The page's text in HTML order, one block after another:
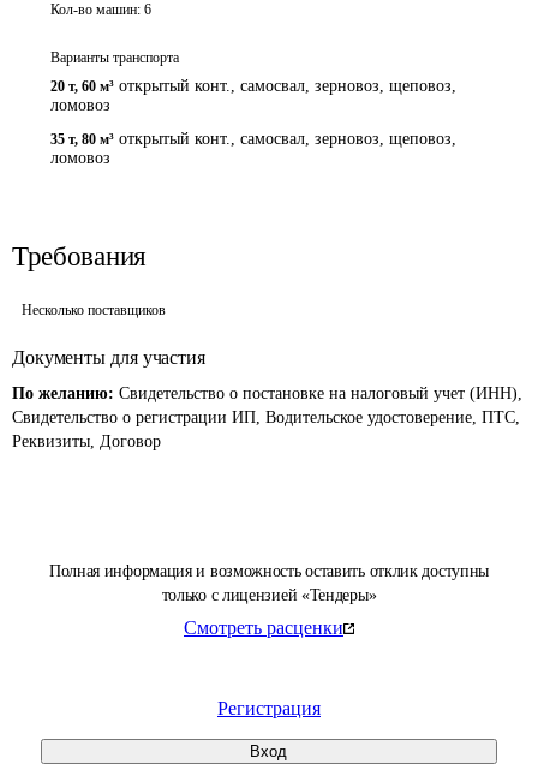
Полная информация и возможность оставить отклик доступны
только с лицензией «Тендеры»
Смотреть расценки
Регистрация
Вход
Кол-во машин: 6
Варианты транспорта
20 т, 60 м³ открытый конт., самосвал, зерновоз, щеповоз,
ломовоз
35 т, 80 м³ открытый конт., самосвал, зерновоз, щеповоз,
ломовоз
Требования
Несколько поставщиков
Документы для участия
По желанию: Свидетельство о постановке на налоговый учет (ИНН),
Свидетельство о регистрации ИП, Водительское удостоверение, ПТС,
Реквизиты, Договор